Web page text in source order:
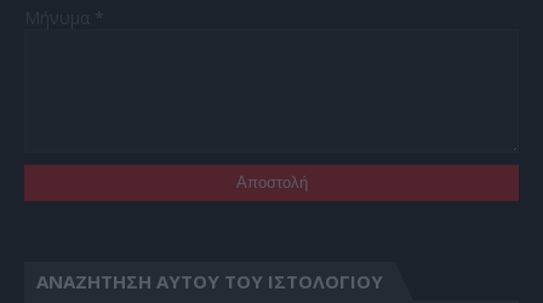
ΑΝΑΖΉΤΗΣΗ ΑΥΤΟΎ ΤΟΥ ΙΣΤΟΛΟΓΊΟΥ